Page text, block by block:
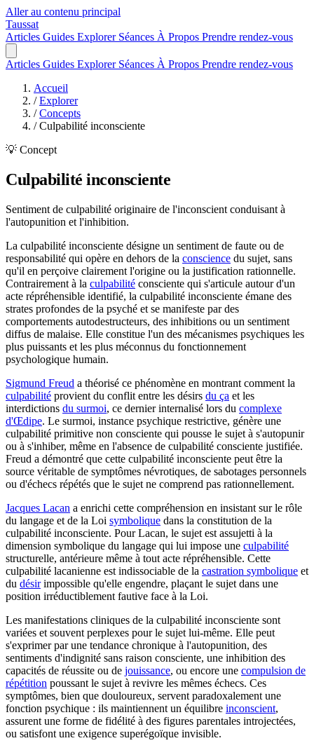
Aller au contenu principal
Taussat
Articles Guides Explorer Séances À Propos Prendre rendez-vous
Articles Guides Explorer Séances À Propos Prendre rendez-vous
Accueil
/ Explorer
/ Concepts
/ Culpabilité inconsciente
💡 Concept
Culpabilité inconsciente
Sentiment de culpabilité originaire de l'inconscient conduisant à
l'autopunition et l'inhibition.
La culpabilité inconsciente désigne un sentiment de faute ou de
responsabilité qui opère en dehors de la conscience du sujet, sans
qu'il en perçoive clairement l'origine ou la justification rationnelle.
Contrairement à la culpabilité consciente qui s'articule autour d'un
acte répréhensible identifié, la culpabilité inconsciente émane des
strates profondes de la psyché et se manifeste par des
comportements autodestructeurs, des inhibitions ou un sentiment
diffus de malaise. Elle constitue l'un des mécanismes psychiques les
plus puissants et les plus méconnus du fonctionnement
psychologique humain.
Sigmund Freud a théorisé ce phénomène en montrant comment la
culpabilité provient du conflit entre les désirs du ça et les
interdictions du surmoi, ce dernier internalisé lors du complexe
d'Œdipe. Le surmoi, instance psychique restrictive, génère une
culpabilité primitive non consciente qui pousse le sujet à s'autopunir
ou à s'inhiber, même en l'absence de culpabilité consciente justifiée.
Freud a démontré que cette culpabilité inconsciente peut être la
source véritable de symptômes névrotiques, de sabotages personnels
ou d'échecs répétés que le sujet ne comprend pas rationnellement.
Jacques Lacan a enrichi cette compréhension en insistant sur le rôle
du langage et de la Loi symbolique dans la constitution de la
culpabilité inconsciente. Pour Lacan, le sujet est assujetti à la
dimension symbolique du langage qui lui impose une culpabilité
structurelle, antérieure même à tout acte répréhensible. Cette
culpabilité lacanienne est indissociable de la castration symbolique et
du désirimpossible qu'elle engendre, plaçant le sujet dans une
position irréductiblement fautive face à la Loi.
Les manifestations cliniques de la culpabilité inconsciente sont
variées et souvent perplexes pour le sujet lui-même. Elle peut
s'exprimer par une tendance chronique à l'autopunition, des
sentiments d'indignité sans raison consciente, une inhibition des
capacités de réussite ou de jouissance, ou encore une compulsion de
répétition poussant le sujet à revivre les mêmes échecs. Ces
symptômes, bien que douloureux, servent paradoxalement une
fonction psychique : ils maintiennent un équilibre inconscient,
assurent une forme de fidélité à des figures parentales introjectées,
ou satisfont une exigence superégoïque invisible.